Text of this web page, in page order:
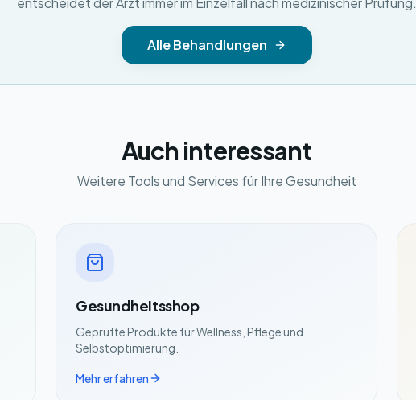
Alle Behandlungen
Auch interessant
Weitere Tools und Services für Ihre Gesundheit
Gesundheitsshop
Geprüfte Produkte für Wellness, Pflege und
Selbstoptimierung.
Mehr erfahren